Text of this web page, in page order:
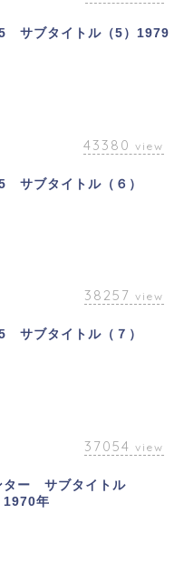
サブタイトル（5）1979
43380 view
サブタイトル（６）
38257 view
サブタイトル（７）
37054 view
ター サブタイトル
年